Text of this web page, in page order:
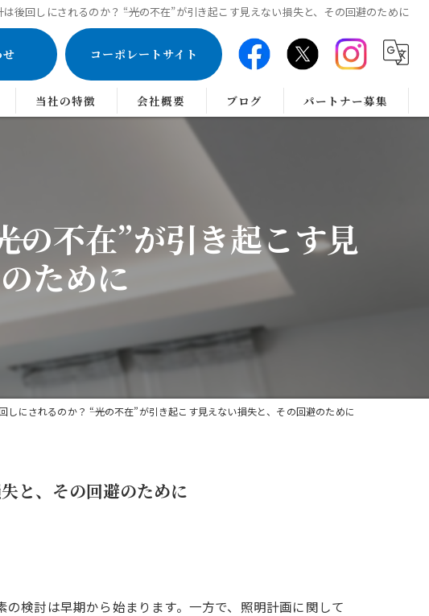
後回しにされるのか？ ――“光の不在”が引き起こす見えない損失と、その回避のために
コーポレートサイト
当社の特徴
神奈川のインテリアコーディネーター
設計
オフィス
会社概要 ブログ パートナー募集
の不在”が引き起こす見
ために
しにされるのか？ ――“光の不在”が引き起こす見えない損失と、その回避のために
と、その回避のために
検討は早期から始まります。一方で、照明計画に関して